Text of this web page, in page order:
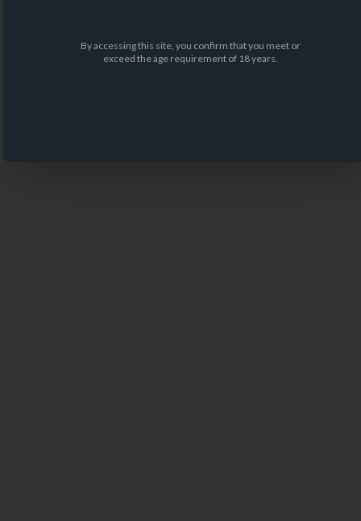
By accessing this site, you confirm that you meet or
exceed the age requirement of 18 years.